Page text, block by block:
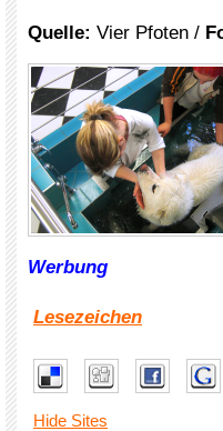
Quelle: Vier Pfoten /
Werbung
Lesezeichen
Hide Sites